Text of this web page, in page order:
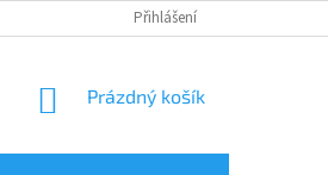
Přihlášení
NÁKUPNÍ
Prázdný košík